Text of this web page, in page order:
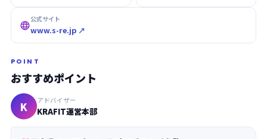
公式サイト
www.s-re.jp ↗
POINT
おすすめポイント
K アドバイザー
KRAFIT運営本部